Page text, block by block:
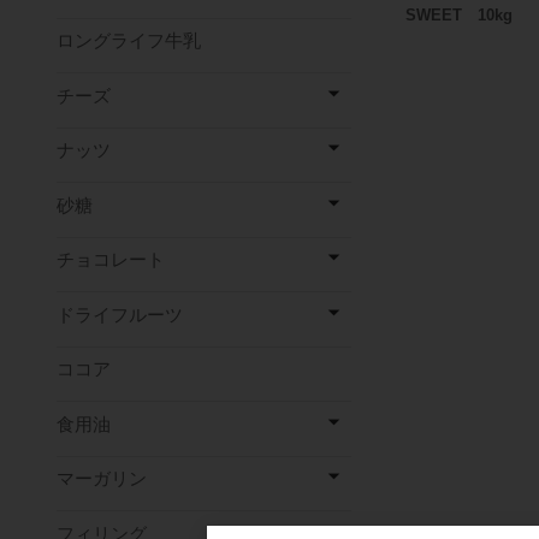
SWEET 10kg
ロングライフ牛乳
チーズ
ナッツ
砂糖
チョコレート
ドライフルーツ
ココア
食用油
マーガリン
フィリング